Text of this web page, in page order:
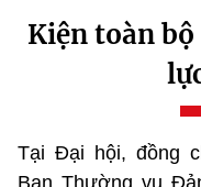
Kiện toàn
Tại Đại hội, đồng
Ban Thường vụ